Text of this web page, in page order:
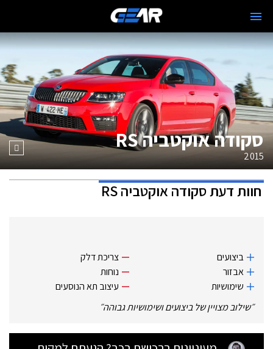
סקודה אוקטביה RS
2015
חוות דעתסקודה אוקטביה RS
ביצועים
אבזור
שימושיות
צריכת דלק
נוחות
עיצוב תא הנוסעים
״שילוב מצויין של ביצועים ושימושיות גבוהה״